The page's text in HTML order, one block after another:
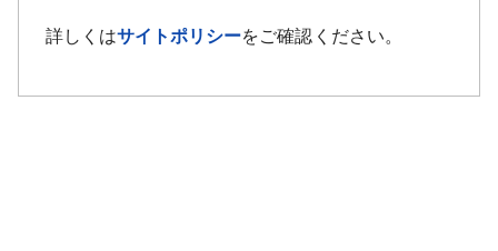
詳しくはサイトポリシーをご確認ください。